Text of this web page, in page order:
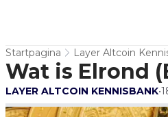
Startpagina Layer Altcoin
Wat is Elrond
LAYER ALTCOIN KENNISBANK•